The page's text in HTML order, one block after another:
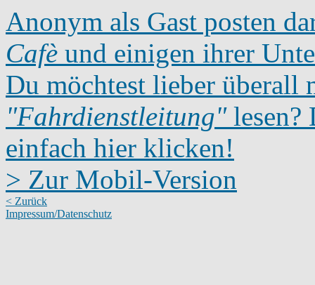
Anonym als Gast posten
Cafè und einigen ihrer
Du möchtest lieber überall
"Fahrdienstleitung"lesen?
einfach hier klicken!
> Zur Mobil-Version
< Zurück
Impressum/Datenschutz